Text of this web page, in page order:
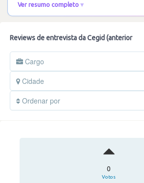
Ver resumo completo
Reviews de entrevista da Cegid (anterior
Cargo
Cidade
Ordenar por
0
Votos